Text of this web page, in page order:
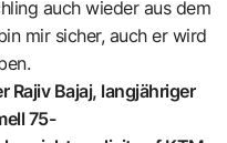
auch wieder aus dem
mir sicher, auch er wird
Rajiv Bajaj, langjähriger
75-